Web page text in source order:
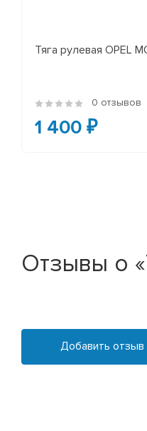
Тяга рулевая OPEL
0 отзывов
1 400 ₽
Отзывы о
Добавить отзыв